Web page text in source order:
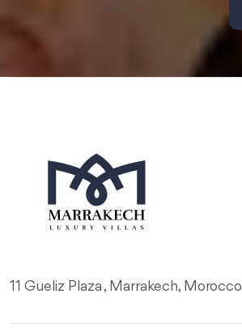
11 Gueliz Plaza , Marrakech, Morocco